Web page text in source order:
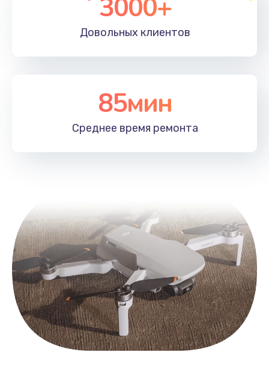
3000+
Довольных клиентов
85мин
Среднее время ремонта